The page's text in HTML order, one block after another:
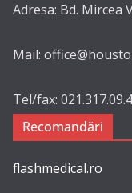
Adresa: Bd. Mircea
Mail:
Tel/fax:
Recomandări
flashmedical.ro